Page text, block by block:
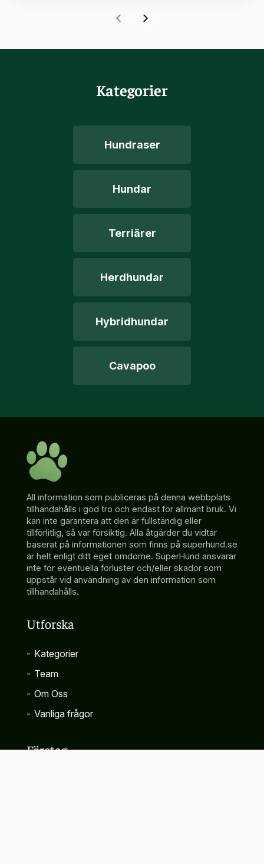
Kategorier
Hundraser
Hundar
Terriärer
Herdhundar
Hybridhundar
Cavapoo
All information som publiceras på denna webbplats
tillhandahålls i god tro och endast för allmänt bruk. Vi
kan inte garantera att den är fullständig eller
tillförlitlig, så var försiktig. Alla åtgärder du vidtar
baserat på informationen som finns på superhund.se
är helt enligt ditt eget omdöme. SuperHund ansvarar
inte för eventuella förluster och/eller skador som
uppstår vid användning av den information som
tillhandahålls.
Utforska
- Kategorier
- Team
- Om Oss
- Vanliga frågor
Företag